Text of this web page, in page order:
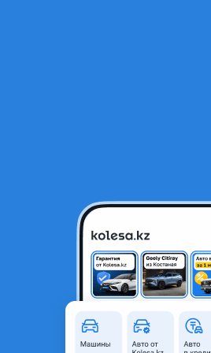
Стеклоподъемник замок на дверь